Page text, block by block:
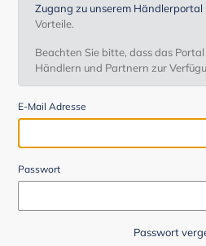
Zugang zu unserem Händlerportal
Vorteile.
Beachten Sie bitte, dass das
Händlern und Partnern zur
E-Mail Adresse
Passwort
Passwort